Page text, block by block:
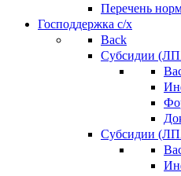
Перечень
Господдержка с/х
Back
Субсидии
Субсидии